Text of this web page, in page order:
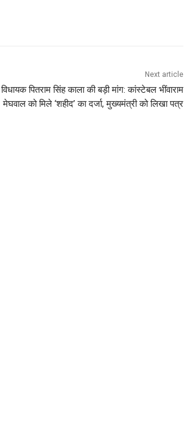
Next article
विधायक पितराम सिंह काला की बड़ी मांग: कांस्टेबल भींवाराम
मेघवाल को मिले ‘शहीद’ का दर्जा, मुख्यमंत्री को लिखा पत्र